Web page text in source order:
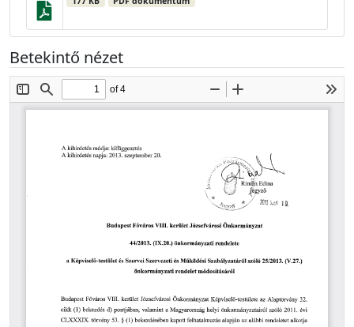
Betekintő nézet